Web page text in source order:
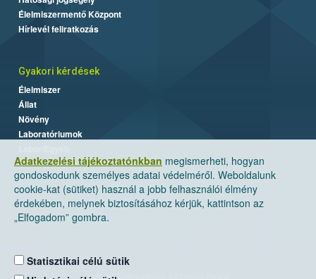
Adatkezelési tájékoztatónkban megismerheti, hogyan
gondoskodunk személyes adatai védelméről. Weboldalunk
cookie-kat (sütiket) használ a jobb felhasználói élmény
érdekében, melynek biztosításához kérjük, kattintson az
„Elfogadom” gombra.
Statisztikai célú sütik
Élelmiszermentő Központ
Hírlevél feliratkozás
Gyakori kérdések
Élelmiszer
Állat
Növény
Laboratóriumok
Nemzeti Élelmiszerlánc-biztonsági Hivatal